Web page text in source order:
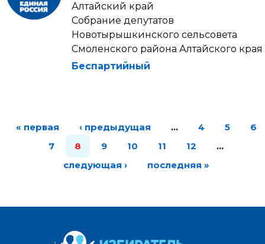
Алтайский край
Собрание депутатов
Новотырышкинского сельсовета
Смоленского района Алтайского края
Беспартийный
« первая ‹ предыдущая … 4 5
6
7
8 9 10 11 12
…
следующая ›
последняя »